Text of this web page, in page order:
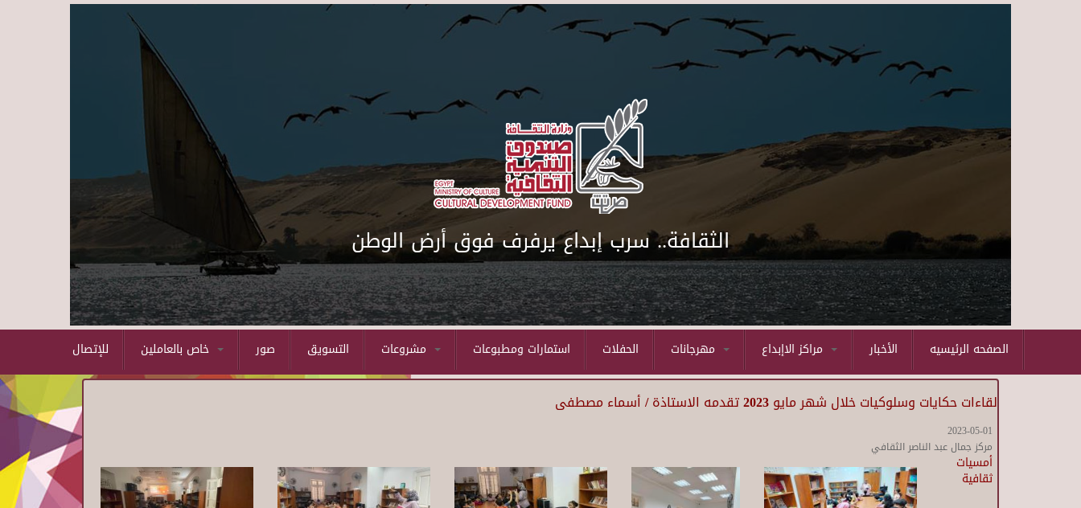
Skip to main content
الثقافة.. سرب إبداع يرفرف فوق أرض الوطن
للإتصال صور التسويق استمارات ومطبوعات الحفلات الأخبار الصفحه الرئيسيه
لقاءات حكايات وسلوكيات خلال شهر مايو 2023 تقدمه الاستاذة / أسماء مصطفى
2023-05-01
مركز جمال عبد الناصر الثقافي
أمسيات
ثقافية